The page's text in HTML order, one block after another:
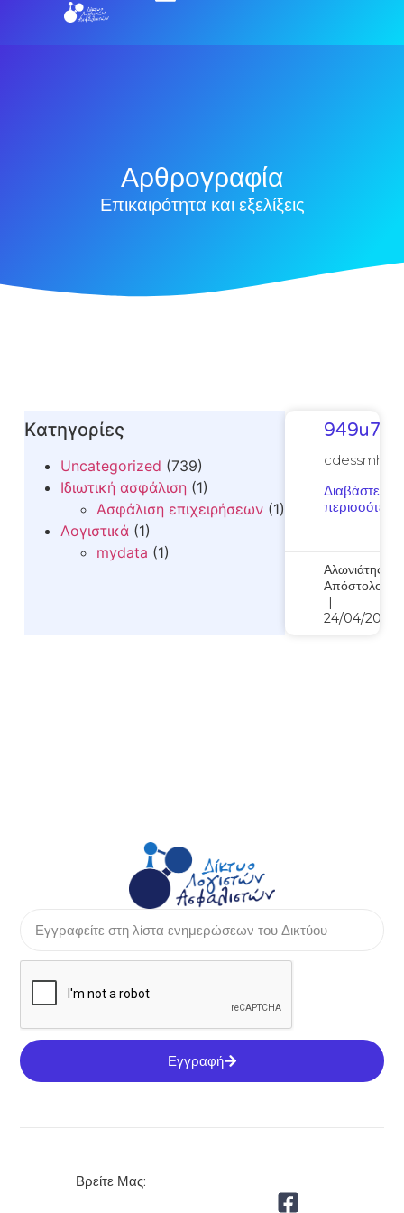
Αρθρογραφία
Επικαιρότητα και εξελίξεις
Kατηγορίες
Uncategorized (739)
Ιδιωτική ασφάλιση(1)
Ασφάλιση επιχειρήσεων(1)
Λογιστικά(1)
mydata (1)
cdessmh
Διαβάστε
Αλωνιάτης
Απόστολος
24/04/2026
Εγγραφή
Βρείτε Μας: